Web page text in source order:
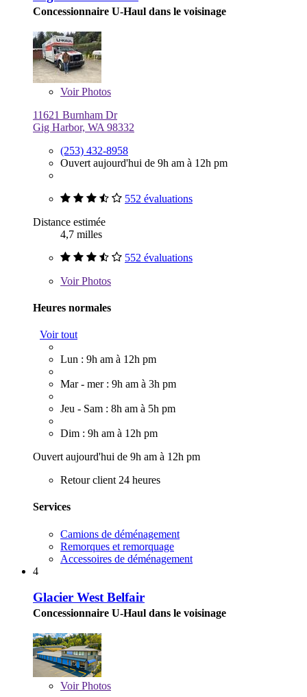
Concessionnaire U-Haul dans le voisinage
VoirPhotos
11621 Burnham Dr
Gig Harbor, WA 98332
(253) 432-8958
Ouvert aujourd'hui de 9h am à 12h pm
552 évaluations
Distance estimée
4,7 milles
552 évaluations
VoirPhotos
Heures normales
Voir tout
Lun : 9h am à 12h pm
Mar - mer : 9h am à 3h pm
Jeu - Sam : 8h am à 5h pm
Dim : 9h am à 12h pm
Ouvert aujourd'hui de 9h am à 12h pm
Retour client 24 heures
Services
Camions de déménagement
Remorques et remorquage
Accessoires de déménagement
4
Glacier West Belfair
Concessionnaire U-Haul dans le voisinage
VoirPhotos